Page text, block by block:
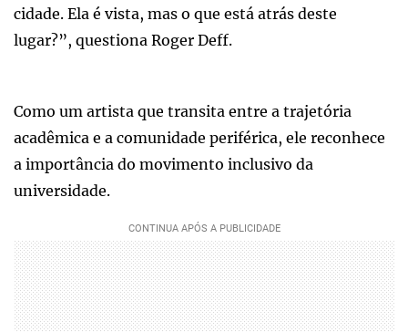
cidade. Ela é vista, mas o que está atrás deste
lugar?”, questiona Roger Deff.
Como um artista que transita entre a trajetória
acadêmica e a comunidade periférica, ele reconhece
a importância do movimento inclusivo da
universidade.